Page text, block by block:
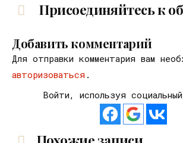
Присоединяйтесь к
Добавить комментарий
Для отправки комментария вам
авторизоваться .
Войти, используя